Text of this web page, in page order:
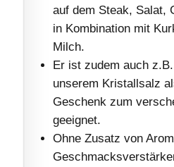
auf dem Steak, Salat,
in Kombination mit
Milch.
Er ist zudem auch
unserem Kristallsalz
Geschenk zum
geeignet.
Ohne Zusatz von